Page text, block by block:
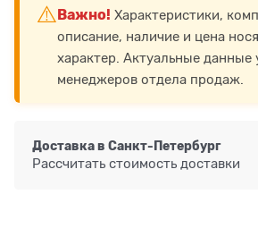
⚠️Важно! Характеристики,
описание, наличие и цена
характер. Актуальные данные
менеджеров отдела продаж.
Доставка в Санкт-Петербург
Рассчитать стоимость доставки